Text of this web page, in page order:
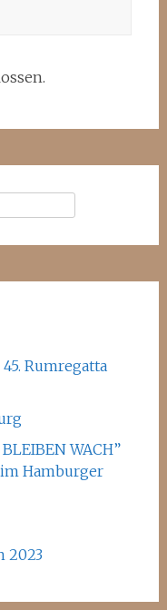
Rumregatta
WACH”
Hamburger
2023